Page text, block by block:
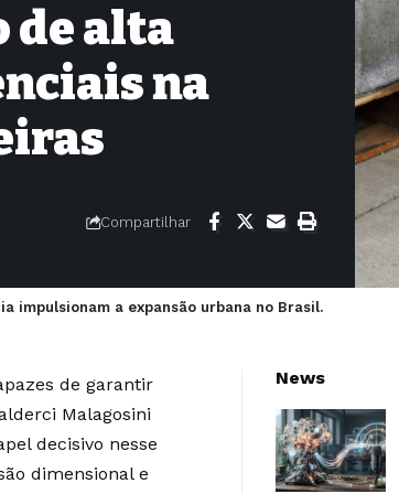
de alta
na
Compartilhar
impulsionam a expansão urbana no Brasil.
de garantir
Malagosini
decisivo nesse
dimensional e
News